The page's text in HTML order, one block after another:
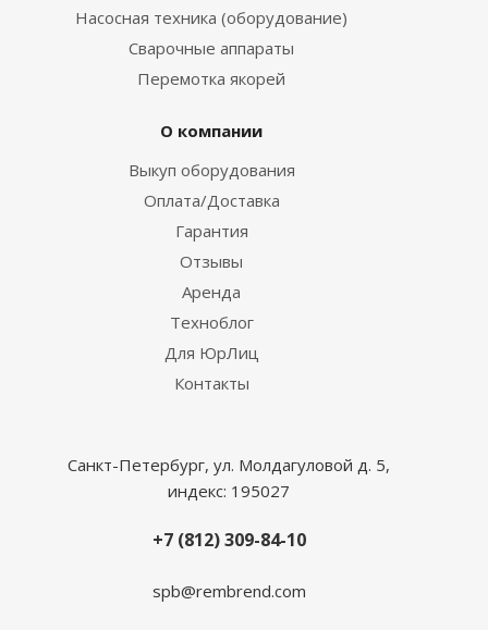
Насосная техника (оборудование)
Сварочные аппараты
Перемотка якорей
О компании
Выкуп оборудования
Оплата/Доставка
Гарантия
Отзывы
Аренда
Техноблог
Для ЮрЛиц
Контакты
Санкт-Петербург, ул. Молдагуловой д. 5,
индекс: 195027
+7 (812) 309-84-10
spb@rembrend.com